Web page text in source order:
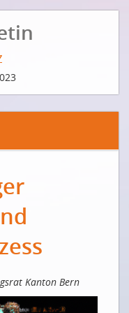
Suisse
MIT RETO
Kanton Bern